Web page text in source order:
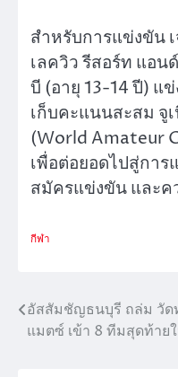
สำหรับการแข่งขัน
เลควิว รีสอร์ท แอน
บี (อายุ 13-14 ปี) แ
เก็บคะแนนสะสม จู
(World Amateur
เพื่อต่อยอดไปสู่กา
สมัครแข่งขัน และค
กีฬา
แนะแนว
อัสสัมชัญธนบุรี ถล่ม วัด
แมตซ์ เข้า 8 ทีมสุดท้าย